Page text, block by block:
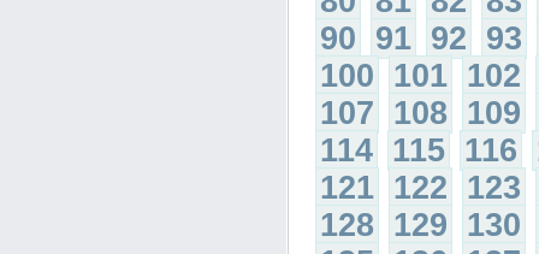
90 91 92 93
100 101 102
107 108 109
114 115 116
121 122 123
128 129 130